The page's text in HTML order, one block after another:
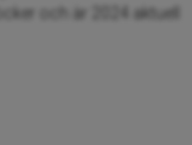
och är 2024 aktuell